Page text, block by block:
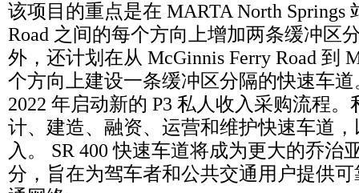
该项目的重点是在 MARTA North Springs
Road 之间的每个方向上增加两条缓冲区
外，还计划在从 McGinnis Ferry Road 到
个方向上建设一条缓冲区分隔的快速车道
2022 年启动新的 P3 私人收入采购流程。
计、建造、融资、运营和维护快速车道
入。
SR 400快速车道将成为更大的乔治
分，旨在为驾车者和公共交通用户提供